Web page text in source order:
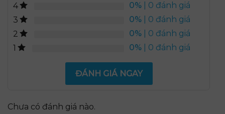
4
0% | 0 đánh giá
3
0% | 0 đánh giá
2
0% | 0 đánh giá
1
0% | 0 đánh giá
ĐÁNH GIÁ NGAY
Chưa có đánh giá nào.